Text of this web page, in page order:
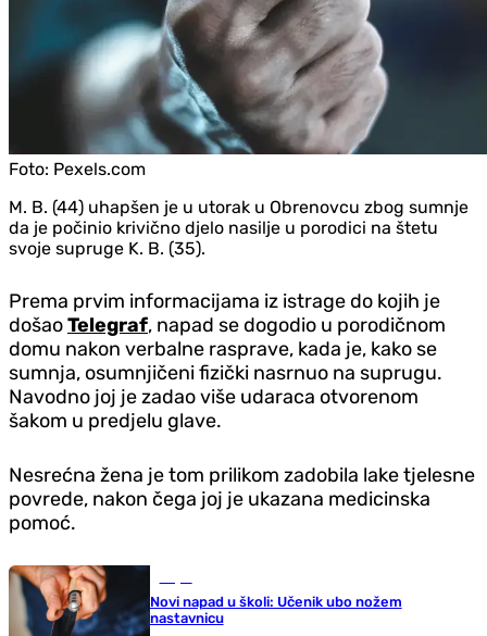
Foto: Pexels.com
M. B. (44) uhapšen je u utorak u Obrenovcu zbog sumnje
da je počinio krivično djelo nasilje u porodici na štetu
svoje supruge K. B. (35).
Prema prvim informacijama iz istrage do kojih je
došaoTelegraf, napad se dogodio u porodičnom
domu nakon verbalne rasprave, kada je, kako se
sumnja, osumnjičeni fizički nasrnuo na suprugu.
Navodno joj je zadao više udaraca otvorenom
šakom u predjelu glave.
Nesrećna žena je tom prilikom zadobila lake tjelesne
povrede, nakon čega joj je ukazana medicinska
pomoć.
Novi napad u školi: Učenik ubo nožem
nastavnicu